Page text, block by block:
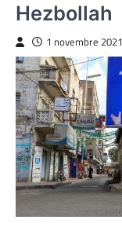
Hezbollah
1 novembre 2021